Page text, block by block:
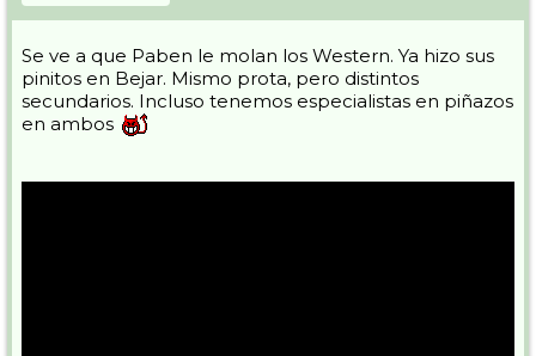
Se ve a que Paben le molan los Western. Ya hizo sus
pinitos en Bejar. Mismo prota, pero distintos
secundarios. Incluso tenemos especialistas en piñazos
en ambos